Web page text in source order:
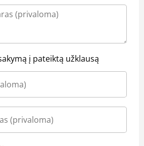
į pateiktą užklausą